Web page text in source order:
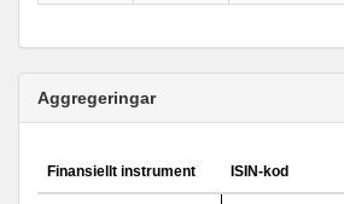
Aggregeringar
Finansiellt instrument ISIN-kod